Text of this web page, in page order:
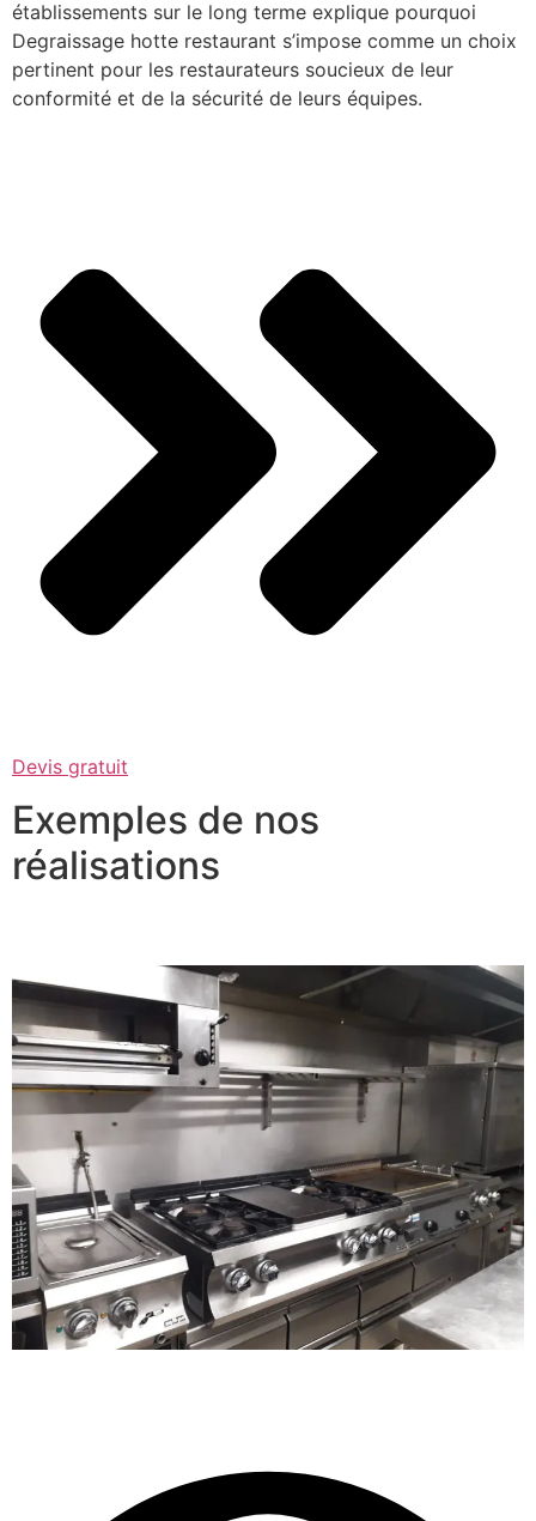
établissements sur le long terme explique pourquoi
Degraissage hotte restaurant s’impose comme un choix
pertinent pour les restaurateurs soucieux de leur
conformité et de la sécurité de leurs équipes.
Devis gratuit
Exemples de nos
réalisations